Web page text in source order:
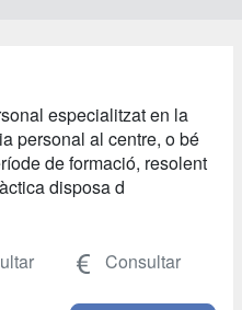
especialitzat en la
personal al centre, o bé
de formació, resolent
disposa d
Consultar